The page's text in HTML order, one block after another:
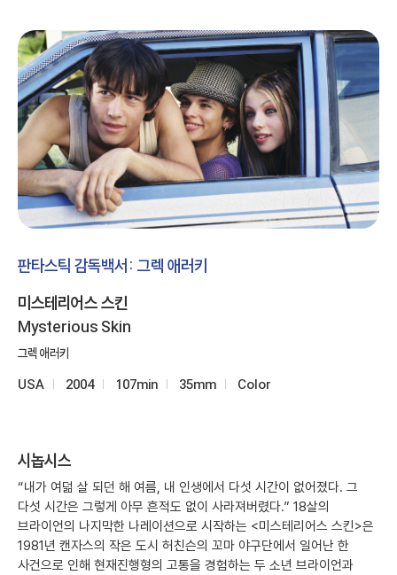
판타스틱 감독백서: 그렉 애러키
미스테리어스 스킨
Mysterious Skin
그렉 애러키
USA 2004 107min 35mm Color
시놉시스
“내가 여덞 살 되던 해 여름, 내 인생에서 다섯 시간이 없어졌다. 그
다섯 시간은 그렇게 아무 흔적도 없이 사라져버렸다.” 18살의
브라이언의 나지막한 나레이션으로 시작하는 <미스테리어스 스킨>은
1981년 캔자스의 작은 도시 허친슨의 꼬마 야구단에서 일어난 한
사건으로 인해 현재진행형의 고통을 경험하는 두 소년 브라이언과